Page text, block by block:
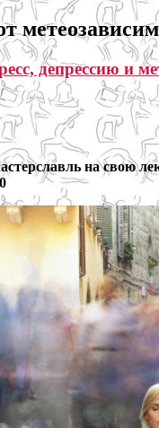
депрессию и
на свою